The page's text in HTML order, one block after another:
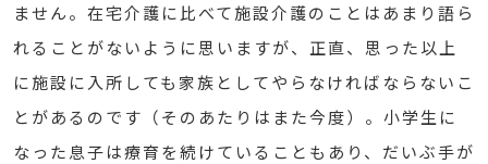
ません。在宅介護に比べて施設介護のことはあまり語ら
れることがないように思いますが、正直、思った以上
に施設に入所しても家族としてやらなければならないこ
とがあるのです（そのあたりはまた今度）。小学生に
なった息子は療育を続けていることもあり、だいぶ手が